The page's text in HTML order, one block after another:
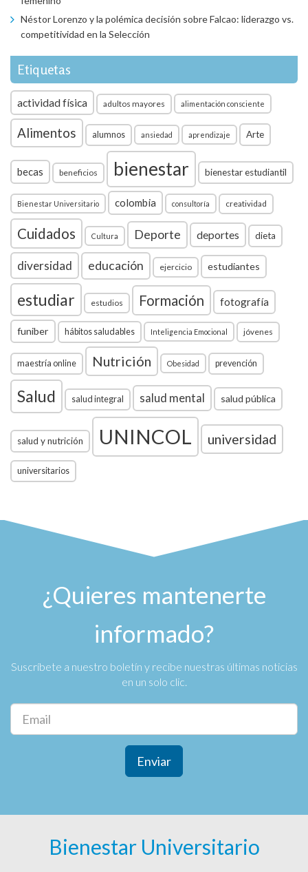
Néstor Lorenzo y la polémica decisión sobre Falcao: liderazgo vs.
competitividad en la Selección
Etiquetas
actividad física adultos mayores alimentación consciente
Alimentos alumnos ansiedad aprendizaje Arte
becas beneficios bienestar bienestar estudiantil
Bienestar Universitario colombia consultoría creatividad
Cuidados Cultura Deporte deportes dieta
diversidad educación ejercicio estudiantes
estudiar estudios Formación fotografía
funiber hábitos saludables Inteligencia Emocional jóvenes
maestría online Nutrición Obesidad prevención
Salud salud integral salud mental salud pública
salud y nutrición UNINCOL universidad
universitarios
¿Quieres mantenerte
informado?
Suscríbete a nuestro boletín y recibe nuestras últimas noticias
en un solo clic.
Enviar
Bienestar Universitario